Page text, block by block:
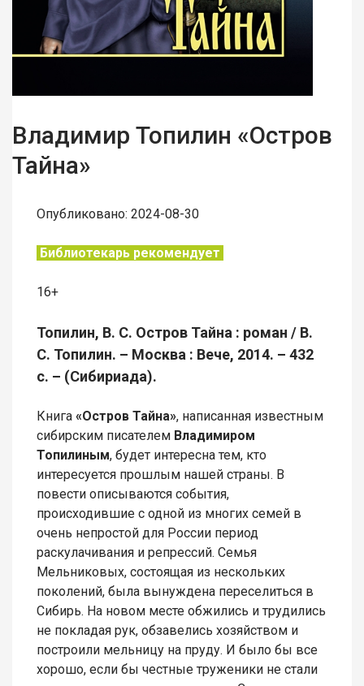
Владимир Топилин «Остров
Тайна»
Опубликовано: 2024-08-30
Библиотекарь рекомендует
16+
Топилин, В. С. Остров Тайна : роман / В.
С. Топилин. – Москва : Вече, 2014. – 432
с. – (Сибириада).
Книга «Остров Тайна», написанная известным
сибирским писателем Владимиром
Топилиным, будет интересна тем, кто
интересуется прошлым нашей страны. В
повести описываются события,
происходившие с одной из многих семей в
очень непростой для России период
раскулачивания и репрессий. Семья
Мельниковых, состоящая из нескольких
поколений, была вынуждена переселиться в
Сибирь. На новом месте обжились и трудились
не покладая рук, обзавелись хозяйством и
построили мельницу на пруду. И было бы все
хорошо, если бы честные труженики не стали